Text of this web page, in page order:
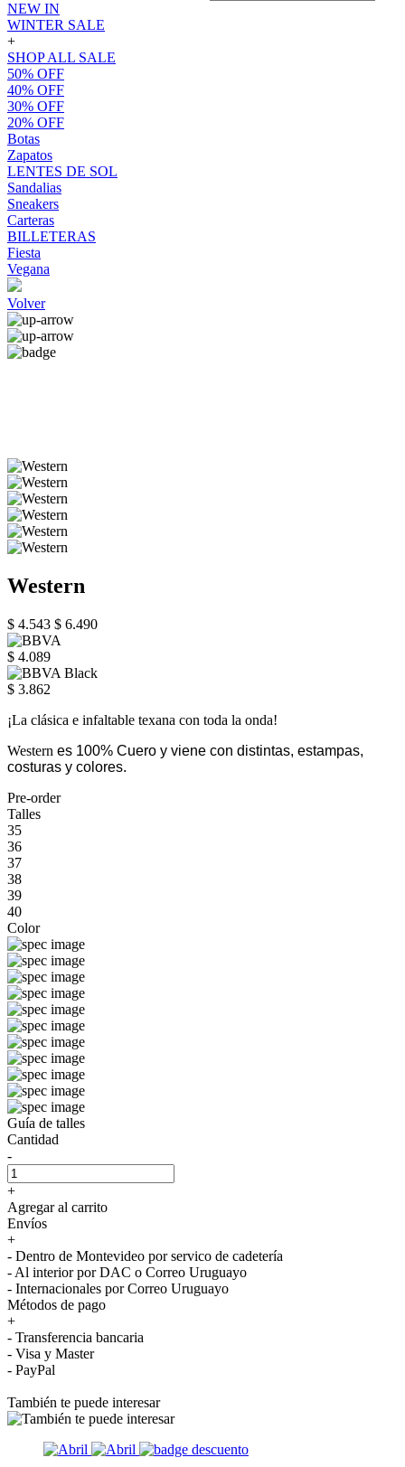
NEW IN
WINTER SALE
+
SHOP ALL SALE
50% OFF
40% OFF
30% OFF
20% OFF
Botas
Zapatos
LENTES DE SOL
Sandalias
Sneakers
Carteras
BILLETERAS
Fiesta
Vegana
Volver
Western
$ 4.543 $ 6.490
$ 4.089
$ 3.862
¡La clásica e infaltable texana con toda la onda!
Western es 100% Cuero y viene con distintas, estampas,
costuras y colores.
Pre-order
Talles
35
36
37
38
39
40
Color
Guía de talles
Cantidad
-
+
Agregar al carrito
Envíos
+
- Dentro de Montevideo por servico de cadetería
- Al interior por DAC o Correo Uruguayo
- Internacionales por Correo Uruguayo
Métodos de pago
+
- Transferencia bancaria
- Visa y Master
- PayPal
También te puede interesar